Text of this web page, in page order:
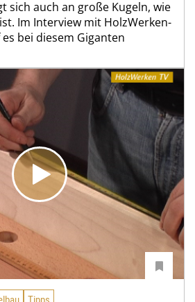
sich auch an große Kugeln, wie
Im Interview mit HolzWerken-
bei diesem Giganten